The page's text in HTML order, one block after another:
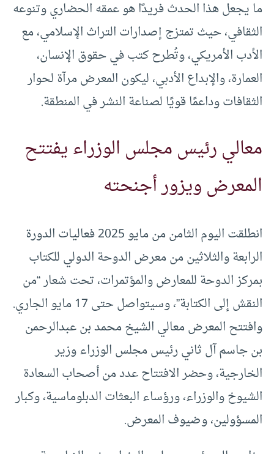
ما يجعل هذا الحدث فريدًا هو عمقه الحضاري وتنوعه
الثقافي، حيث تمتزج إصدارات التراث الإسلامي، مع
الأدب الأمريكي، وتُطرح كتب في حقوق الإنسان،
العمارة، والإبداع الأدبي، ليكون المعرض مرآة لحوار
الثقافات وداعمًا قويًا لصناعة النشر في المنطقة.
معالي رئيس مجلس الوزراء يفتتح
المعرض ويزور أجنحته
انطلقت اليوم الثامن من مايو 2025 فعاليات الدورة
الرابعة والثلاثين من معرض الدوحة الدولي للكتاب
بمركز الدوحة للمعارض والمؤتمرات، تحت شعار “من
النقش إلى الكتابة”، وسيتواصل حتى 17 مايو الجاري.
وافتتح المعرض معالي الشيخ محمد بن عبدالرحمن
بن جاسم آل ثاني رئيس مجلس الوزراء وزير
الخارجية، وحضر الافتتاح عدد من أصحاب السعادة
الشيوخ والوزراء، ورؤساء البعثات الدبلوماسية، وكبار
المسؤولين، وضيوف المعرض.